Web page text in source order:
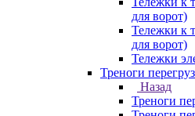
для ворот)
Тележки к
для ворот)
Тележки
Треноги
Назад
Треноги